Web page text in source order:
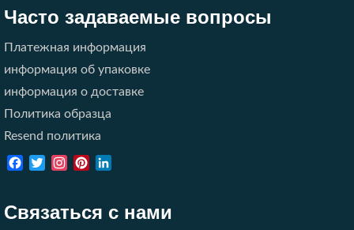
Часто задаваемые вопросы
Платежная информация
информация об упаковке
информация о доставке
Политика образца
Resend политика
Facebook
TwitterInstagramPinterest
Связаться с нами